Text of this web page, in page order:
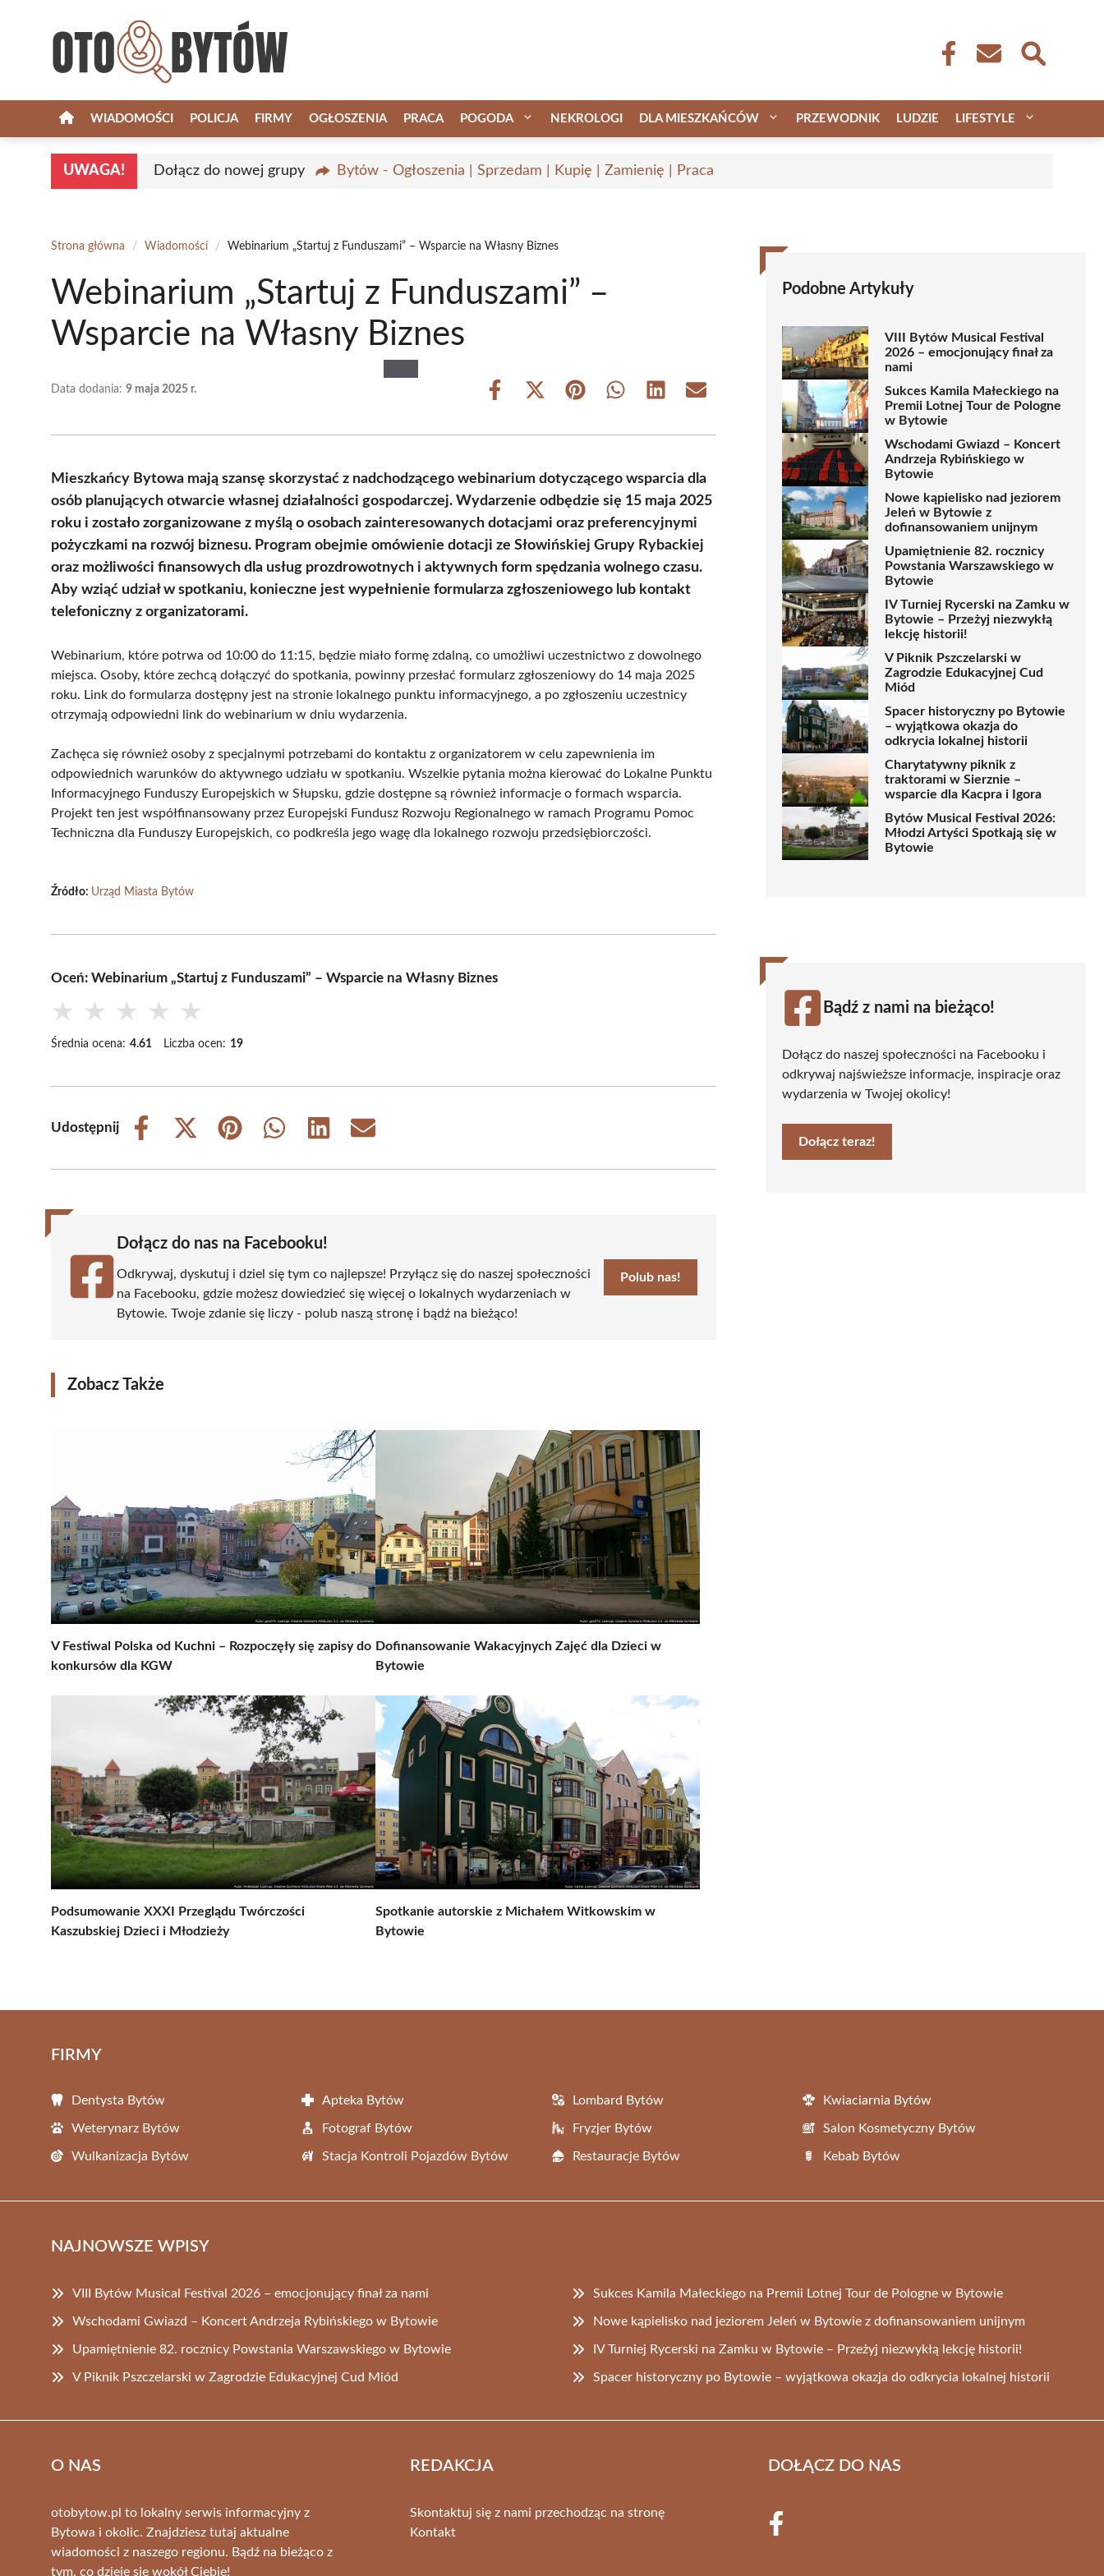
WIADOMOŚCI POLICJA FIRMY OGŁOSZENIA PRACA POGODA NEKROLOGI DLA MIESZKAŃCÓW PRZEWODNIK LUDZIE LIFESTYLE
UWAGA! Dołącz do nowej grupy Bytów - Ogłoszenia | Sprzedam | Kupię | Zamienię | Praca
Strona główna / Wiadomości / Webinarium „Startuj z Funduszami” – Wsparcie na Własny Biznes
Webinarium „Startuj z Funduszami” –
Wsparcie na Własny Biznes
Data dodania: 9 maja 2025 r.
Share
Share
(Twitter)
Share Share Share Share
Mieszkańcy Bytowa mają szansę skorzystać z nadchodzącego webinarium dotyczącego wsparcia dla
osób planujących otwarcie własnej działalności gospodarczej. Wydarzenie odbędzie się 15 maja 2025
roku i zostało zorganizowane z myślą o osobach zainteresowanych dotacjami oraz preferencyjnymi
pożyczkami na rozwój biznesu. Program obejmie omówienie dotacji ze Słowińskiej Grupy Rybackiej
oraz możliwości finansowych dla usług prozdrowotnych i aktywnych form spędzania wolnego czasu.
Aby wziąć udział w spotkaniu, konieczne jest wypełnienie formularza zgłoszeniowego lub kontakt
telefoniczny z organizatorami.
Webinarium, które potrwa od 10:00 do 11:15, będzie miało formę zdalną, co umożliwi uczestnictwo z dowolnego
miejsca. Osoby, które zechcą dołączyć do spotkania, powinny przesłać formularz zgłoszeniowy do 14 maja 2025
roku. Link do formularza dostępny jest na stronie lokalnego punktu informacyjnego, a po zgłoszeniu uczestnicy
otrzymają odpowiedni link do webinarium w dniu wydarzenia.
Zachęca się również osoby z specjalnymi potrzebami do kontaktu z organizatorem w celu zapewnienia im
odpowiednich warunków do aktywnego udziału w spotkaniu. Wszelkie pytania można kierować do Lokalne Punktu
Informacyjnego Funduszy Europejskich w Słupsku, gdzie dostępne są również informacje o formach wsparcia.
Projekt ten jest współfinansowany przez Europejski Fundusz Rozwoju Regionalnego w ramach Programu Pomoc
Techniczna dla Funduszy Europejskich, co podkreśla jego wagę dla lokalnego rozwoju przedsiębiorczości.
Źródło: Urząd Miasta Bytów
Oceń: Webinarium „Startuj z Funduszami” – Wsparcie na Własny Biznes
★ ★ ★ ★ ★
Średnia ocena: 4.61 Liczba ocen: 19
Udostępnij
Share
Share
(Twitter)
Share
Share
Share
Share
Dołącz do nas na Facebooku!
Odkrywaj, dyskutuj i dziel się tym co najlepsze! Przyłącz się do naszej społeczności
na Facebooku, gdzie możesz dowiedzieć się więcej o lokalnych wydarzeniach w
Bytowie. Twoje zdanie się liczy - polub naszą stronę i bądź na bieżąco!
Polub nas!
Zobacz Także
V Festiwal Polska od Kuchni – Rozpoczęły się zapisy do
konkursów dla KGW
Dofinansowanie Wakacyjnych Zajęć dla Dzieci w
Bytowie
Podsumowanie XXXI Przeglądu Twórczości
Kaszubskiej Dzieci i Młodzieży
Spotkanie autorskie z Michałem Witkowskim w
Bytowie
Podobne Artykuły
VIII Bytów Musical Festival
2026 – emocjonujący finał za
nami
Sukces Kamila Małeckiego na
Premii Lotnej Tour de Pologne
w Bytowie
Wschodami Gwiazd – Koncert
Andrzeja Rybińskiego w
Bytowie
Nowe kąpielisko nad jeziorem
Jeleń w Bytowie z
dofinansowaniem unijnym
Upamiętnienie 82. rocznicy
Powstania Warszawskiego w
Bytowie
IV Turniej Rycerski na Zamku w
Bytowie – Przeżyj niezwykłą
lekcję historii!
V Piknik Pszczelarski w
Zagrodzie Edukacyjnej Cud
Miód
Spacer historyczny po Bytowie
– wyjątkowa okazja do
odkrycia lokalnej historii
Charytatywny piknik z
traktorami w Sierznie –
wsparcie dla Kacpra i Igora
Bytów Musical Festival 2026:
Młodzi Artyści Spotkają się w
Bytowie
Bądź z nami na bieżąco!
Dołącz do naszej społeczności na Facebooku i
odkrywaj najświeższe informacje, inspiracje oraz
wydarzenia w Twojej okolicy!
Dołącz teraz!
FIRMY
Dentysta Bytów Apteka Bytów Lombard Bytów Kwiaciarnia Bytów
Weterynarz Bytów Fotograf Bytów Fryzjer Bytów Salon Kosmetyczny Bytów
Wulkanizacja Bytów Stacja Kontroli Pojazdów Bytów Restauracje Bytów Kebab Bytów
NAJNOWSZE WPISY
VIII Bytów Musical Festival 2026 – emocjonujący finał za nami Sukces Kamila Małeckiego na Premii Lotnej Tour de Pologne w Bytowie
Wschodami Gwiazd – Koncert Andrzeja Rybińskiego w Bytowie Nowe kąpielisko nad jeziorem Jeleń w Bytowie z dofinansowaniem unijnym
Upamiętnienie 82. rocznicy Powstania Warszawskiego w Bytowie IV Turniej Rycerski na Zamku w Bytowie – Przeżyj niezwykłą lekcję historii!
V Piknik Pszczelarski w Zagrodzie Edukacyjnej Cud Miód Spacer historyczny po Bytowie – wyjątkowa okazja do odkrycia lokalnej historii
O NAS
otobytow.pl to lokalny serwis informacyjny z
Bytowa i okolic. Znajdziesz tutaj aktualne
wiadomości z naszego regionu. Bądź na bieżąco z
tym, co dzieje się wokół Ciebie!
REDAKCJA
Skontaktuj się z nami przechodząc na stronę
Kontakt
DOŁĄCZ DO NAS